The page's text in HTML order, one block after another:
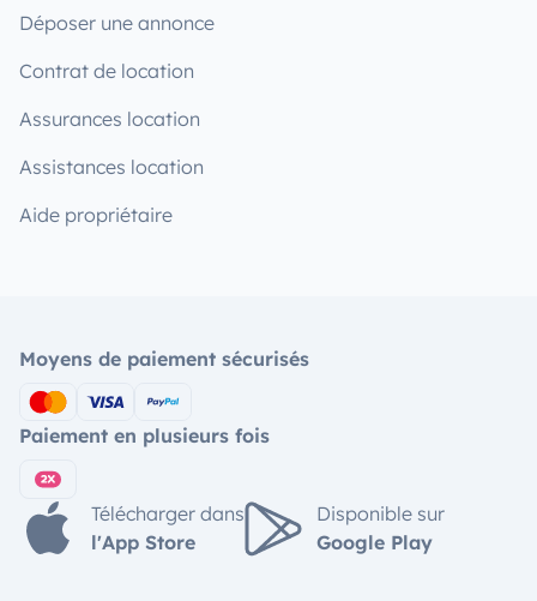
Déposer une annonce
Contrat de location
Assurances location
Assistances location
Aide propriétaire
Moyens de paiement sécurisés
Paiement en plusieurs fois
Télécharger dans
l'App Store
Disponible sur
Google Play